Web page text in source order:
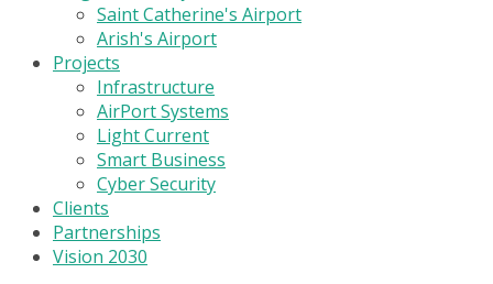
Saint Catherine's Airport
Arish's Airport
Projects
Infrastructure
AirPort Systems
Light Current
Smart Business
Cyber Security
Clients
Partnerships
Vision 2030